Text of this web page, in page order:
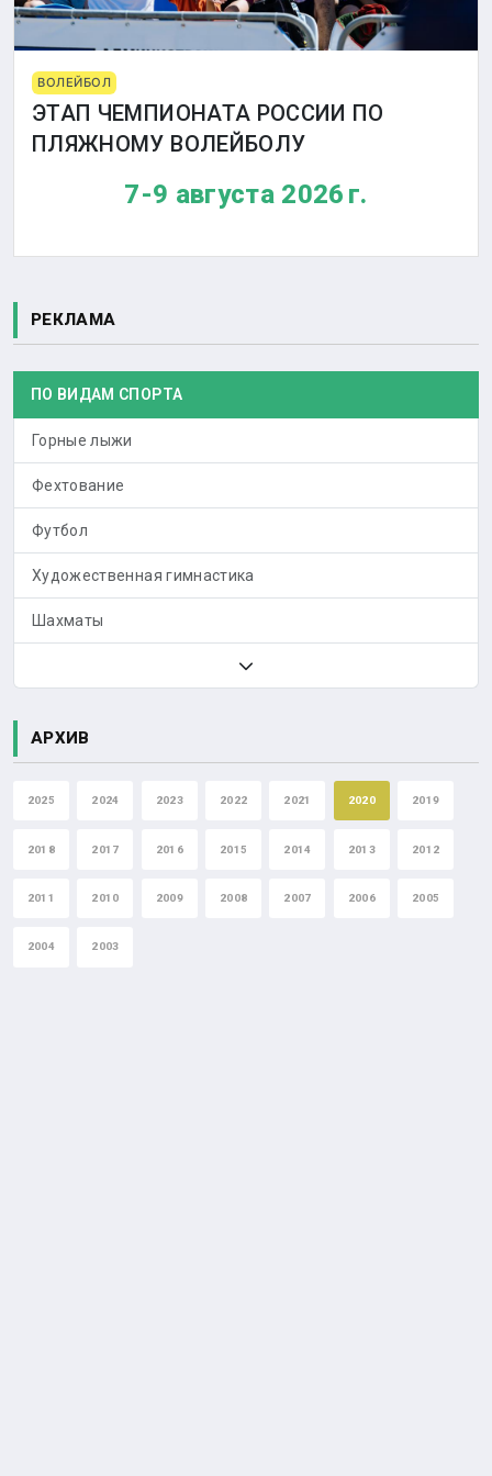
ВОЛЕЙБОЛ
ЭТАП ЧЕМПИОНАТА РОССИИ ПО
ПЛЯЖНОМУ ВОЛЕЙБОЛУ
7-9 августа 2026 г.
РЕКЛАМА
ПО ВИДАМ СПОРТА
Горные лыжи
Фехтование
Футбол
Художественная гимнастика
Шахматы
АРХИВ
2025 2024 2023 2022 2021 2020 2019
2018 2017 2016 2015 2014 2013 2012
2011 2010 2009 2008 2007 2006 2005
2004 2003